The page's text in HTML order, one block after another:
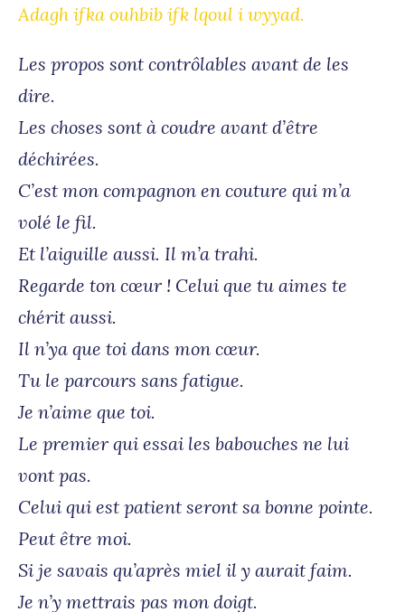
Adagh ifka ouhbib ifk lqoul i wyyad.
Les propos sont contrôlables avant de les
dire.
Les choses sont à coudre avant d’être
déchirées.
C’est mon compagnon en couture qui m’a
volé le fil.
Et l’aiguille aussi. Il m’a trahi.
Regarde ton cœur ! Celui que tu aimes te
chérit aussi.
Il n’ya que toi dans mon cœur.
Tu le parcours sans fatigue.
Je n’aime que toi.
Le premier qui essai les babouches ne lui
vont pas.
Celui qui est patient seront sa bonne pointe.
Peut être moi.
Si je savais qu’après miel il y aurait faim.
Je n’y mettrais pas mon doigt.